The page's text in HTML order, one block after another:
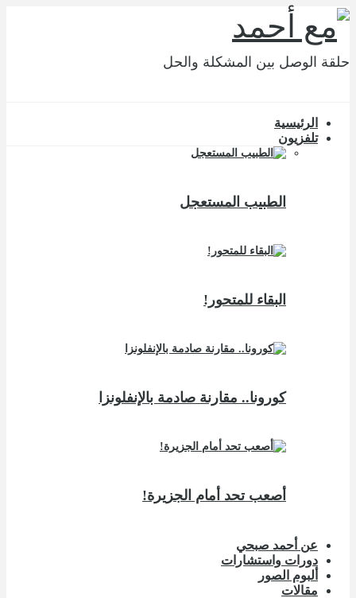
حلقة الوصل بين المشكلة والحل
الرئيسية
تلفزيون
الطبيب المستعجل
البقاء للمتحور!
كورونا.. مقارنة صادمة بالإنفلونزا
أصعب تحد أمام الجزيرة!
عن أحمد صبحي
دورات واستشارات
ألبوم الصور
مقالات